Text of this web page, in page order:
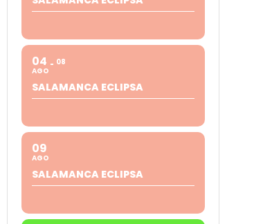
04
AGO
08
SALAMANCA ECLIPSA
09
AGO
SALAMANCA ECLIPSA